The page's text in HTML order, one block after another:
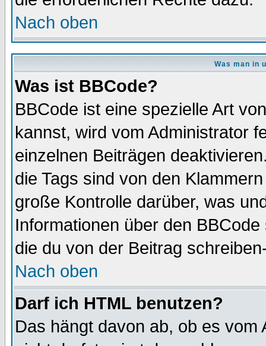
Nach oben
Was man in
Was ist BBCode?
BBCode ist eine spezielle Art
kannst, wird vom Administrator
einzelnen Beiträgen
die Tags sind von den
große Kontrolle darüber, was
Informationen über den
die du von der Beitrag
Nach oben
Darf ich HTML benutzen?
Das hängt davon ab, ob es